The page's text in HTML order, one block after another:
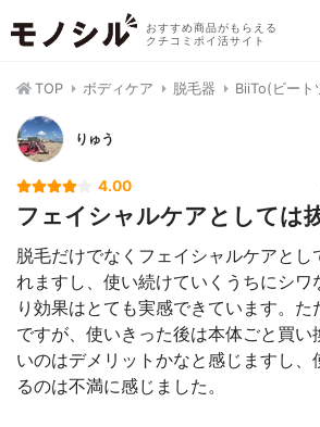
おすすめ商品がもらえる
クチコミポイ活サイト
TOP ボディケア 脱毛器 BiiTo(ビート
りゅう
4.00
フェイシャルケアとしては
脱毛だけでなくフェイシャルケアとし
れますし、使い続けていくうちにシワ
り効果はとても実感できています。た
ですが、使いきった後は本体ごと買い
いのはデメリットかなと感じますし、
るのは不満に感じました。